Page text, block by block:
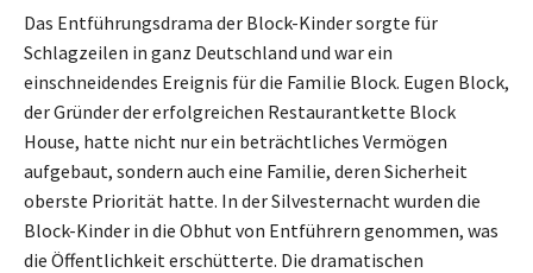
Das Entführungsdrama der Block-Kinder sorgte für
Schlagzeilen in ganz Deutschland und war ein
einschneidendes Ereignis für die Familie Block. Eugen Block,
der Gründer der erfolgreichen Restaurantkette Block
House, hatte nicht nur ein beträchtliches Vermögen
aufgebaut, sondern auch eine Familie, deren Sicherheit
oberste Priorität hatte. In der Silvesternacht wurden die
Block-Kinder in die Obhut von Entführern genommen, was
die Öffentlichkeit erschütterte. Die dramatischen